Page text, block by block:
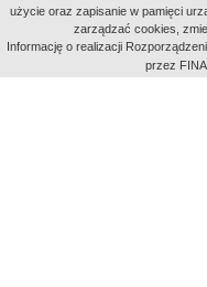
aktywności
użycie oraz zapisanie w pamięci
zarządzać cookies,
Informację o realizacji
przez